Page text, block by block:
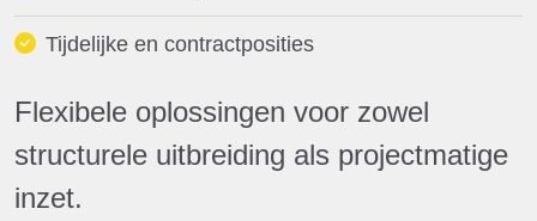
Tijdelijke en contractposities
Flexibele oplossingen voor zowel
structurele uitbreiding als projectmatige
inzet.